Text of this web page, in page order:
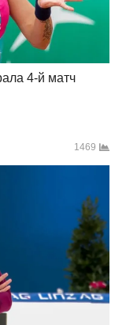
4-й матч
1469